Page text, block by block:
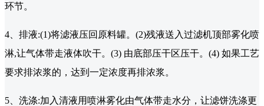
环节。
4、排液:(1)将滤液压回原料罐。(2)残液送入过滤机顶部雾化喷
淋,让气体带走液体吹干。(3) 由底部压干区压干。(4) 如果工艺
要求排浓浆的，达到一定浓度再排浓浆。
5、洗涤:加入清液用喷淋雾化由气体带走水分，让滤饼洗涤更